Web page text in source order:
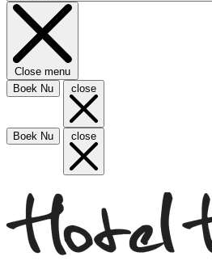
Close menu
Boek Nu
close
Boek Nu close